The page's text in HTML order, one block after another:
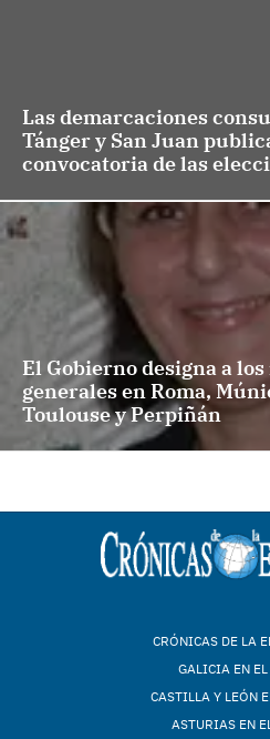
Las demarcaciones
Tánger y San Juan
convocatoria de las
El Gobierno designa a
generales en Roma,
Toulouse y Perpiñán
CRÓNICAS DE LA
GALICIA EN
CASTILLA Y LEÓN
ASTURIAS EN